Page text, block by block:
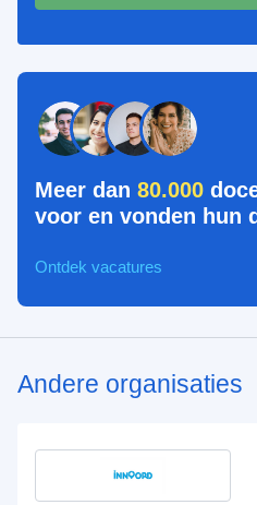
Meer dan 80.000
voor en vonden hun
Ontdek vacatures
Andere organisaties